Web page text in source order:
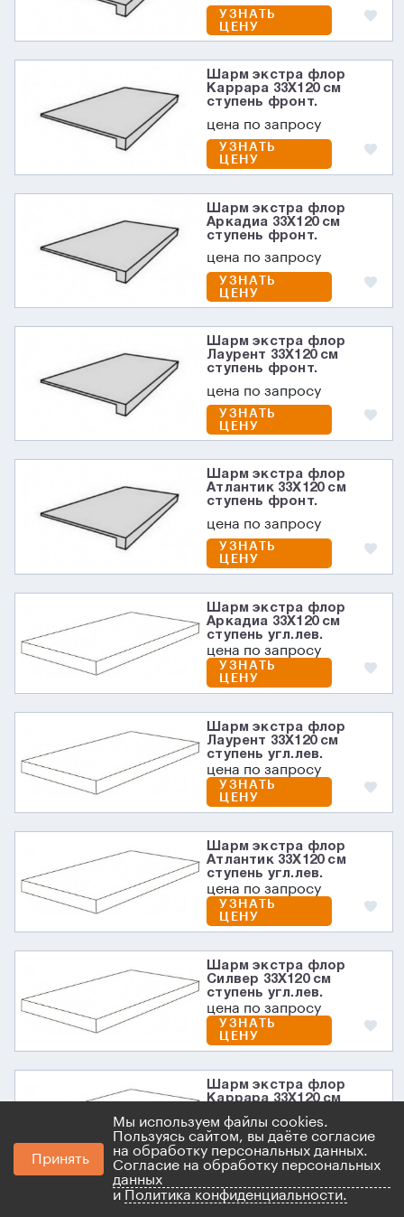
УЗНАТЬ
ЦЕНУ
Шарм экстра флор
Каррара 33X120 см
ступень фронт.
цена по запросу
УЗНАТЬ
ЦЕНУ
Шарм экстра флор
Аркадиа 33X120 см
ступень фронт.
цена по запросу
УЗНАТЬ
ЦЕНУ
Шарм экстра флор
Лаурент 33X120 см
ступень фронт.
цена по запросу
УЗНАТЬ
ЦЕНУ
Шарм экстра флор
Атлантик 33X120 см
ступень фронт.
цена по запросу
УЗНАТЬ
ЦЕНУ
Шарм экстра флор
Аркадиа 33X120 см
ступень угл.лев.
цена по запросу
УЗНАТЬ
ЦЕНУ
Шарм экстра флор
Лаурент 33X120 см
ступень угл.лев.
цена по запросу
УЗНАТЬ
ЦЕНУ
Шарм экстра флор
Атлантик 33X120 см
ступень угл.лев.
цена по запросу
УЗНАТЬ
ЦЕНУ
Шарм экстра флор
Силвер 33X120 см
ступень угл.лев.
цена по запросу
УЗНАТЬ
ЦЕНУ
Шарм экстра флор
Каррара 33X120 см
цена по запросу
УЗНАТЬ
ЦЕНУ
Шарм экстра флор Лаза
Принять
Мы используем файлы cookies.
Пользуясь сайтом, вы даёте согласие
на обработку персональных данных.
Согласие на обработку персональных
данных
и Политика конфиденциальности.